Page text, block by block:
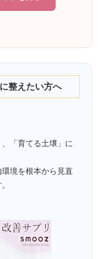
整えたい方へ
「育てる土壌」に
境を根本から見直